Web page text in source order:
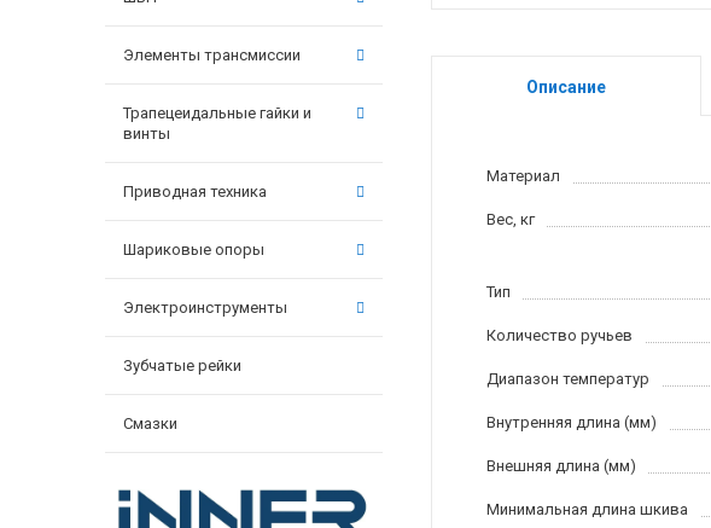
Элементы трансмиссии
Трапецеидальные гайки и
винты
Приводная техника
Шариковые опоры
Электроинструменты
Зубчатые рейки
Смазки
Описание
Материал
Вес, кг
Тип
Количество ручьев
Диапазон температур
Внутренняя длина (мм)
Внешняя длина (мм)
Минимальная длина шкива